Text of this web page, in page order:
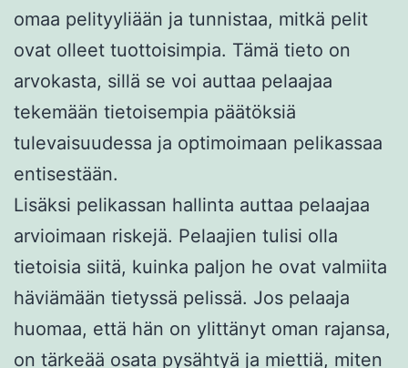
omaa pelityyliään ja tunnistaa, mitkä pelit
ovat olleet tuottoisimpia. Tämä tieto on
arvokasta, sillä se voi auttaa pelaajaa
tekemään tietoisempia päätöksiä
tulevaisuudessa ja optimoimaan pelikassaa
entisestään.
Lisäksi pelikassan hallinta auttaa pelaajaa
arvioimaan riskejä. Pelaajien tulisi olla
tietoisia siitä, kuinka paljon he ovat valmiita
häviämään tietyssä pelissä. Jos pelaaja
huomaa, että hän on ylittänyt oman rajansa,
on tärkeää osata pysähtyä ja miettiä, miten